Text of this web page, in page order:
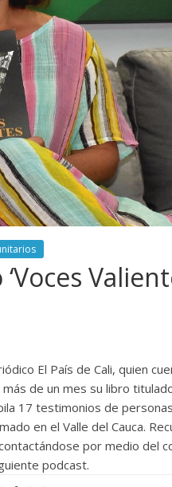
El País de Cali, quien
de un mes su libro titulado
17 testimonios de
en el Valle del Cauca.
por medio del
podcast.